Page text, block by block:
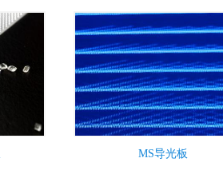
MS导光板